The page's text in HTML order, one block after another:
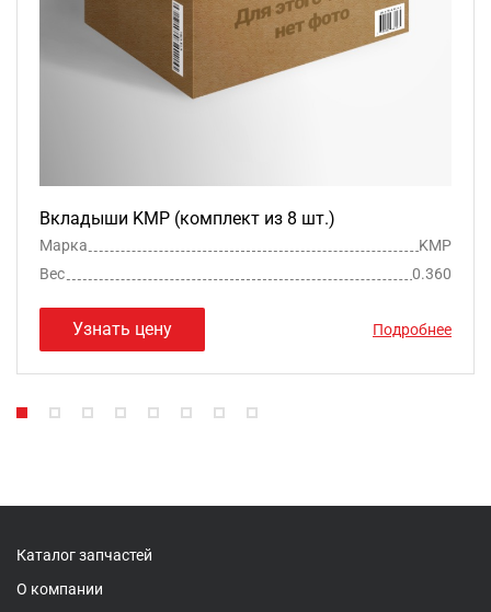
Вкладыши KMP (комплект из 8 шт.)
Марка
KMP
Вес
0.360
Узнать цену Подробнее
Каталог запчастей
О компании